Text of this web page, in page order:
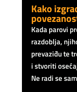
Kako
Kada parovi
razdoblja,
prevaziđu te
i stvoriti
Ne radi se